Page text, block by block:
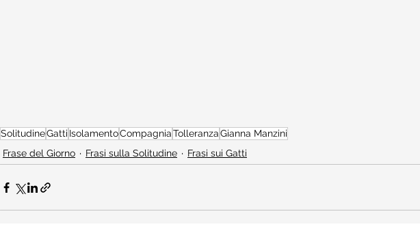
SolitudineGatti IsolamentoCompagniaTolleranzaGianna Manzini
Frase del Giorno
Frasi sulla Solitudine Frasi sui Gatti